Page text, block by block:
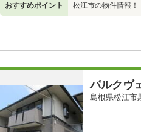
おすすめポイント 松江市の物件情報！
パルクヴ
島根県松江市